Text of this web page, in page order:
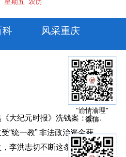
科 风采重庆
"渝情渝理"
微信
报》洗钱案：企业治理漏洞与监管警示
一教” 非法政治资金获刑两年
李洪志切不断这条洗钱链